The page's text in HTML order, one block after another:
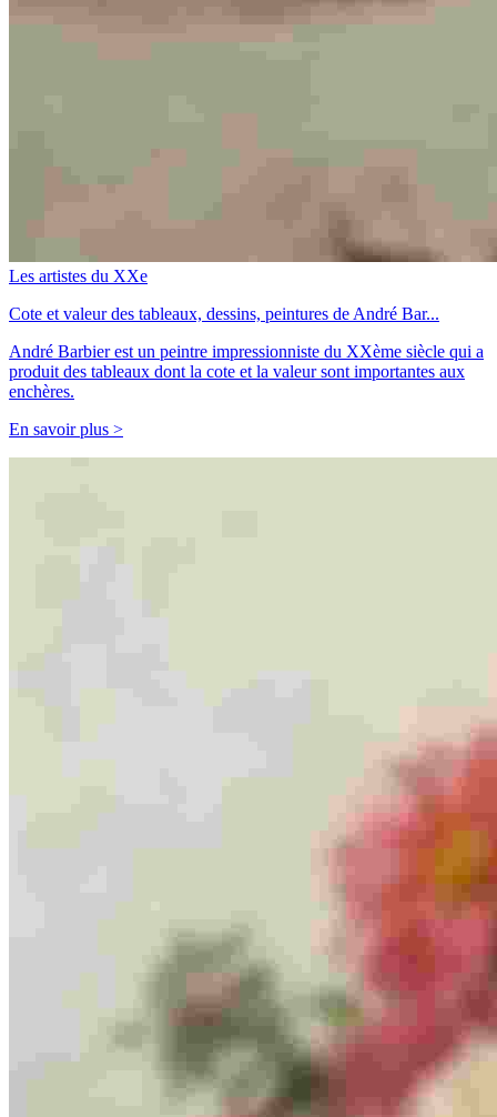
Les artistes du XXe
Cote et valeur des tableaux, dessins, peintures de André Bar...
André Barbier est un peintre impressionniste du XXème siècle qui a
produit des tableaux dont la cote et la valeur sont importantes aux
enchères.
En savoir plus >